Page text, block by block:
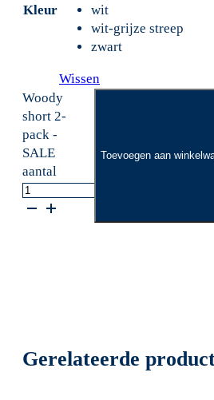
Kleur
wit
wit-grijze streep
zwart
Wissen
Woody
short 2-
pack -
SALE
aantal
Toevoegen aan
Gerelateerde